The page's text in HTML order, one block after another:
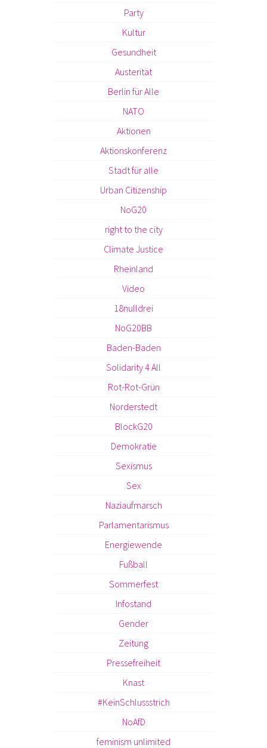
Party
Kultur
Gesundheit
Austerität
Berlin für Alle
NATO
Aktionen
Aktionskonferenz
Stadt für alle
Urban Citizenship
NoG20
right to the city
Climate Justice
Rheinland
Video
18nulldrei
NoG20BB
Baden-Baden
Solidarity 4 All
Rot-Rot-Grün
Norderstedt
BlockG20
Demokratie
Sexismus
Sex
Naziaufmarsch
Parlamentarismus
Energiewende
Fußball
Sommerfest
Infostand
Gender
Zeitung
Pressefreiheit
Knast
#KeinSchlussstrich
NoAfD
feminism unlimited